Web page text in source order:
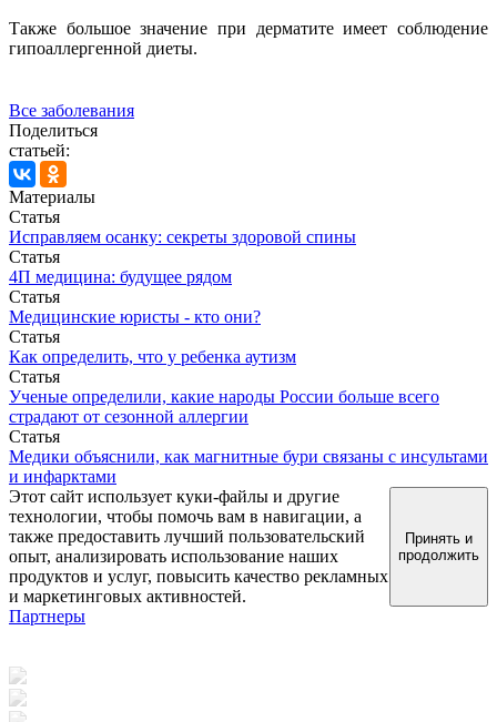
Также большое значение при дерматите имеет соблюдение
гипоаллергенной диеты.
Все заболевания
Поделиться
статьей:
Материалы
Статья
Исправляем осанку: секреты здоровой спины
Статья
4П медицина: будущее рядом
Статья
Медицинские юристы - кто они?
Статья
Как определить, что у ребенка аутизм
Статья
Ученые определили, какие народы России больше всего
страдают от сезонной аллергии
Статья
Медики объяснили, как магнитные бури связаны с инсультами
и инфарктами
Этот сайт использует куки-файлы и другие
технологии, чтобы помочь вам в навигации, а
также предоставить лучший пользовательский
опыт, анализировать использование наших
продуктов и услуг, повысить качество рекламных
и маркетинговых активностей.
Принять и
продолжить
Партнеры